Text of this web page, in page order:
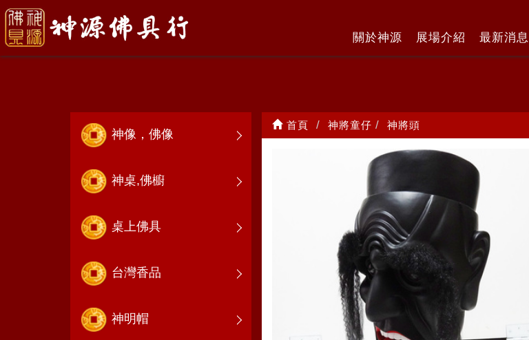
關於神源 展場介紹 最新消息
神將頭
神像，佛像
神桌,佛櫥
桌上佛具
台灣香品
神明帽
首頁 神將童仔 神將頭